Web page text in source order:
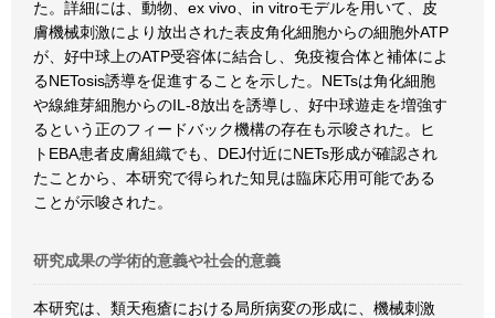
た。詳細には、動物、ex vivo、in vitroモデルを用いて、皮
膚機械刺激により放出された表皮角化細胞からの細胞外ATP
が、好中球上のATP受容体に結合し、免疫複合体と補体によ
るNETosis誘導を促進することを示した。NETsは角化細胞
や線維芽細胞からのIL-8放出を誘導し、好中球遊走を増強す
るという正のフィードバック機構の存在も示唆された。ヒ
トEBA患者皮膚組織でも、DEJ付近にNETs形成が確認され
たことから、本研究で得られた知見は臨床応用可能である
ことが示唆された。
研究成果の学術的意義や社会的意義
本研究は、類天疱瘡における局所病変の形成に、機械刺激